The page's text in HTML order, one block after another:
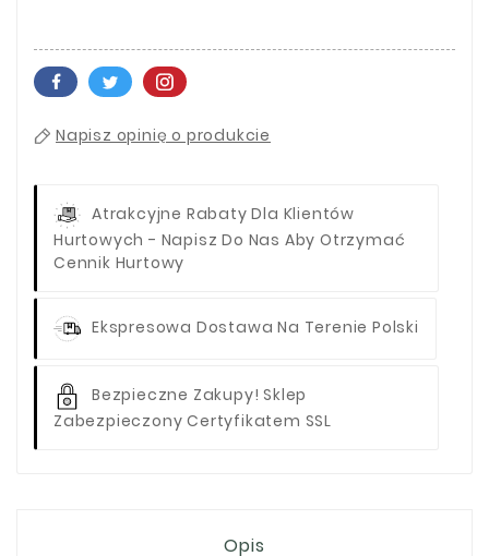
Napisz opinię o produkcie
Atrakcyjne Rabaty Dla Klientów
Hurtowych - Napisz Do Nas Aby Otrzymać
Cennik Hurtowy
Ekspresowa Dostawa Na Terenie Polski
Bezpieczne Zakupy! Sklep
Zabezpieczony Certyfikatem SSL
Opis